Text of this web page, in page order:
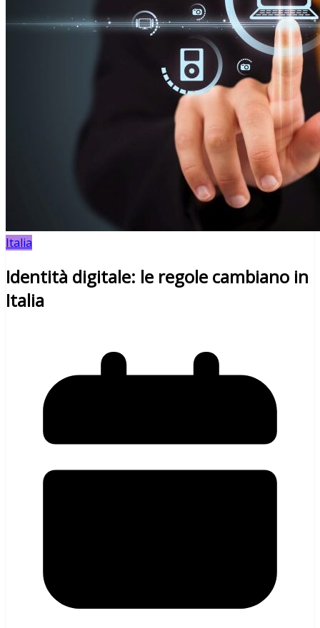
Italia
Identità digitale: le regole cambiano in
Italia